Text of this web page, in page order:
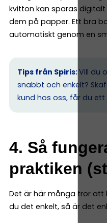
kvitton kan sparas
dem på papper. Ett bra
automatiskt genom en
Tips från Spiris:Vill du
snabbt och enkelt?
kund hos oss, får du
4. Så
praktiken
Det är här många tror att
du det enkelt, så är det